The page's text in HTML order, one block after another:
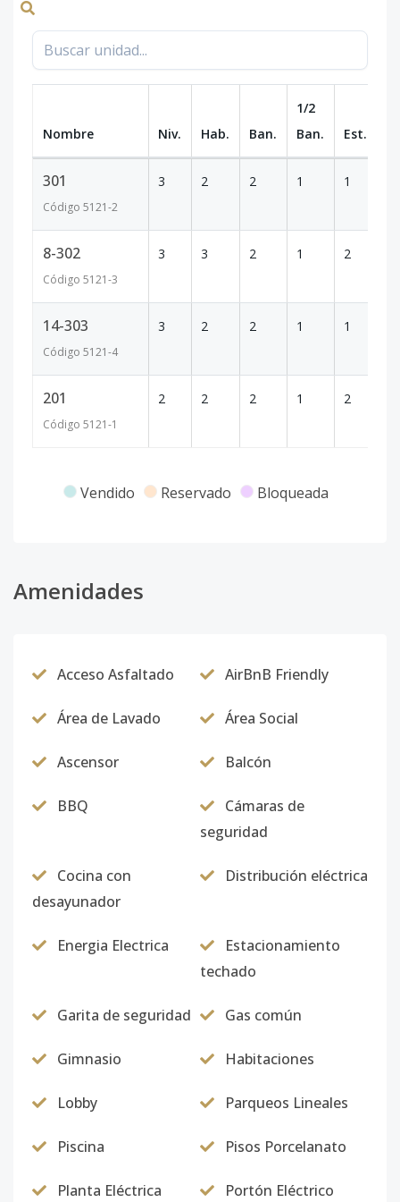
Nombre Niv. Hab. Ban.
1/2
Ban.
Est.
301
Código 5121-2
3 2 2 1 1
8-302
Código 5121-3
3 3 2 1 2
14-303
Código 5121-4
3 2 2 1 1
201
Código 5121-1
2 2 2 1 2
Vendido Reservado Bloqueada
Amenidades
Acceso Asfaltado AirBnB Friendly
Área de Lavado Área Social
Ascensor Balcón
BBQ
Cámaras de
seguridad
Cocina con
desayunador
Distribución eléctrica
Energia Electrica
Estacionamiento
techado
Garita de seguridad Gas común
Gimnasio Habitaciones
Lobby Parqueos Lineales
Piscina Pisos Porcelanato
Planta Eléctrica Portón Eléctrico